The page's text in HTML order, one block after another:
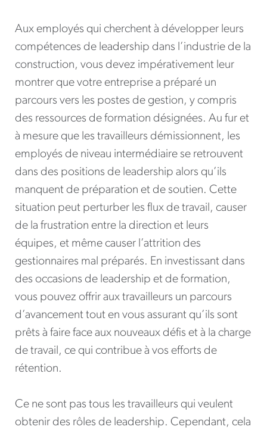
Aux employés qui cherchent à développer leurs
compétences de leadership dans l’industrie de la
construction, vous devez impérativement leur
montrer que votre entreprise a préparé un
parcours vers les postes de gestion, y compris
des ressources de formation désignées. Au fur et
à mesure que les travailleurs démissionnent, les
employés de niveau intermédiaire se retrouvent
dans des positions de leadership alors qu’ils
manquent de préparation et de soutien. Cette
situation peut perturber les flux de travail, causer
de la frustration entre la direction et leurs
équipes, et même causer l’attrition des
gestionnaires mal préparés. En investissant dans
des occasions de leadership et de formation,
vous pouvez offrir aux travailleurs un parcours
d’avancement tout en vous assurant qu’ils sont
prêts à faire face aux nouveaux défis et à la charge
de travail, ce qui contribue à vos efforts de
rétention.
Ce ne sont pas tous les travailleurs qui veulent
obtenir des rôles de leadership. Cependant, cela